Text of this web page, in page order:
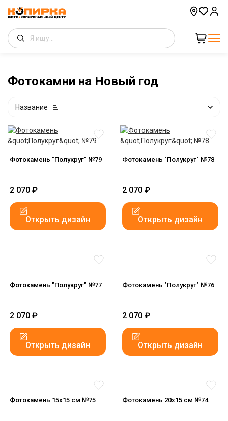
Фотокамни на Новый год
Название
Фотокамень "Полукруг" №79
2 070 ₽
Открыть дизайн
Фотокамень "Полукруг" №78
2 070 ₽
Открыть дизайн
Фотокамень "Полукруг" №77
2 070 ₽
Открыть дизайн
Фотокамень "Полукруг" №76
2 070 ₽
Открыть дизайн
Фотокамень 15х15 см №75 Фотокамень 20х15 см №74